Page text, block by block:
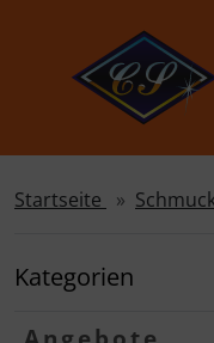
Sprungnavigation
Springe zur
Startseite
Kategorien